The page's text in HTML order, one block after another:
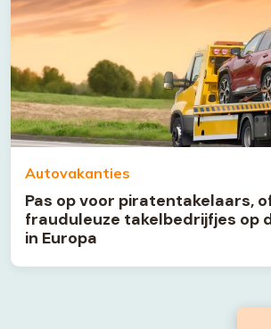
Autovakanties
Pas op voor piratentakelaars,
frauduleuze takelbedrijfjes op
in Europa